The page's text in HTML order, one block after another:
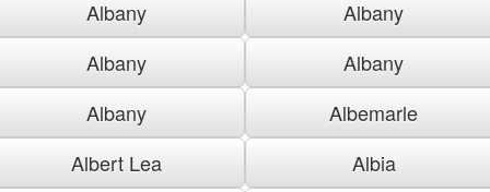
Albany
Albany
Albany
Albany
Albany
Albemarle
Albert Lea
Albia